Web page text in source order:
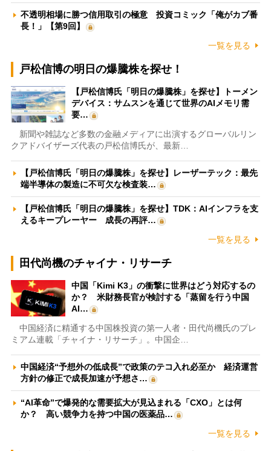
不透明相場に勝つ信用取引の極意 投資コミック「俺がカブ番
長！」【第9回】
一覧を見る
戸松信博の明日の爆騰株を探せ！
【戸松信博氏「明日の爆騰株」を探せ】トーメン
デバイス：サムスンを通じて世界のAIメモリ需
要…
新聞や雑誌など多数の金融メディアに出演するグローバルリン
クアドバイザーズ代表の戸松信博氏が、最新…
【戸松信博氏「明日の爆騰株」を探せ】レーザーテック：最先
端半導体の製造に不可欠な検査装…
【戸松信博氏「明日の爆騰株」を探せ】TDK：AIインフラを支
えるキープレーヤー 成長の再評…
一覧を見る
田代尚機のチャイナ・リサーチ
中国「Kimi K3」の衝撃に世界はどう対応するの
か？ 米財務長官が検討する「蒸留を行う中国
AI…
中国経済に精通する中国株投資の第一人者・田代尚機氏のプレ
ミアム連載「チャイナ・リサーチ」。中国企…
中国経済“予想外の低成長”で政策のテコ入れ必至か 経済運営
方針の修正で成長加速が予想さ…
“AI革命”で爆発的な需要拡大が見込まれる「CXO」とは何
か？ 高い競争力を持つ中国の医薬品…
一覧を見る